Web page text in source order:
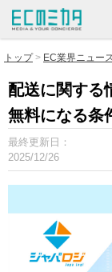
トップ EC業界ニュー
配送に関する
無料になる
最終更新日：
2025/12/26